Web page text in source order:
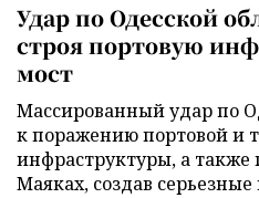
Удар по Одесской
строя портовую
мост
Массированный удар по
к поражению портовой и
инфраструктуры, а
Маяках, создав